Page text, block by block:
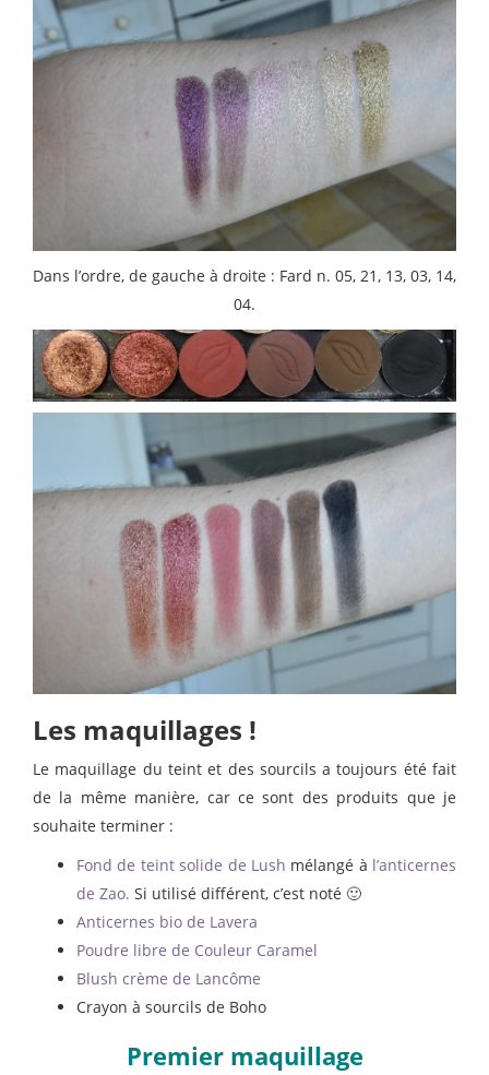
Dans l’ordre, de gauche à droite : Fard n. 05, 21, 13, 03, 14,
04.
Les maquillages !
Le maquillage du teint et des sourcils a toujours été fait
de la même manière, car ce sont des produits que je
souhaite terminer :
Fond de teint solide de Lush mélangé à l’anticernes
de Zao. Si utilisé différent, c’est noté 🙂
Anticernes bio de Lavera
Poudre libre de Couleur Caramel
Blush crème de Lancôme
Crayon à sourcils de Boho
Premier maquillage